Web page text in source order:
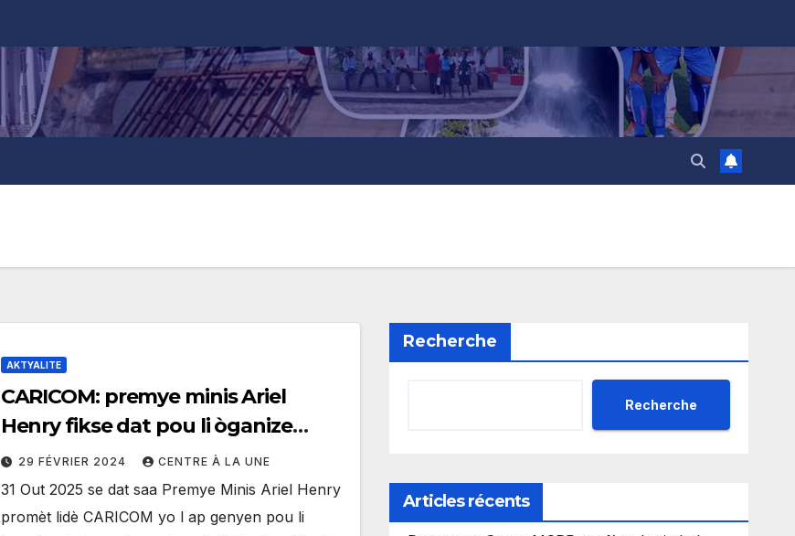
AKTYALITE
CARICOM: premye minis Ariel
Henry fikse dat pou li òganize
eleksyon jeneral Ayiti
29 FÉVRIER 2024 CENTRE À LA UNE
31 Out 2025 se dat saa Premye Minis Ariel Henry
promèt lidè CARICOM yo l ap genyen pou li
Recherche
Recherche
Articles récents